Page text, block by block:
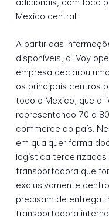
adicionais, com foco
Mexico central.
A partir das
disponíveis, a iVoy
empresa declarou
os principais centros
todo o Mexico, que a
representando 70 a
commerce do país.
em qualquer forma
logística
transportadora que
exclusivamente
precisam de entrega
transportadora